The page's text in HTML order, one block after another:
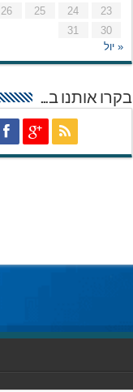
23
24
25
26
30
31
« יול
בקרו אותנו ב…